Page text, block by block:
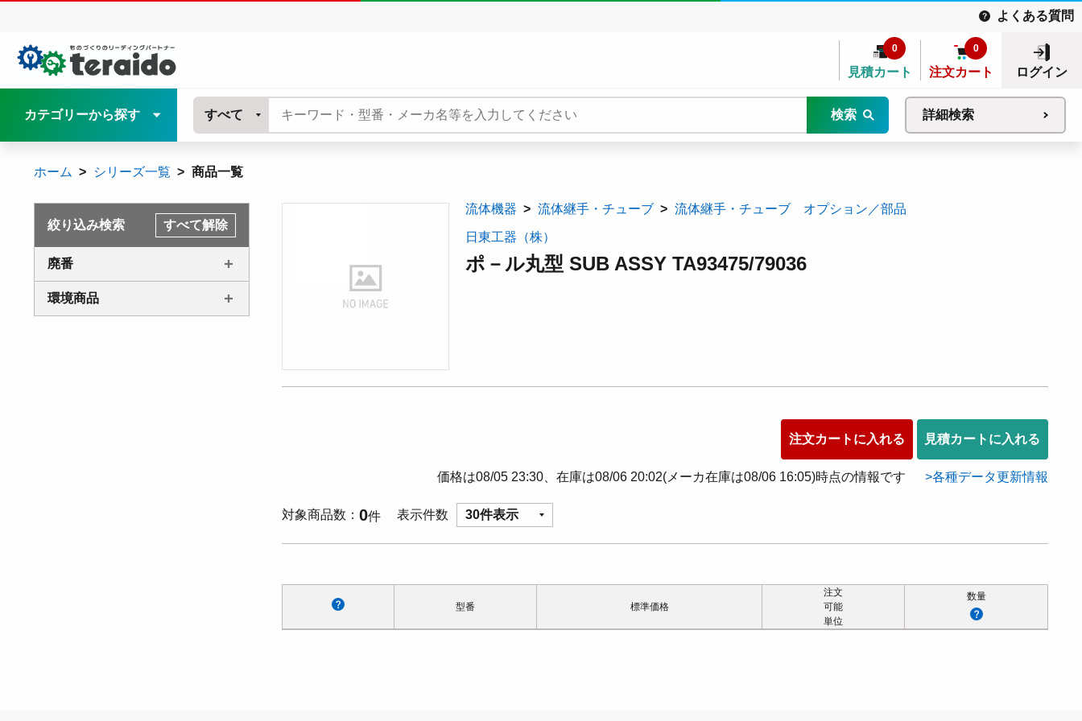
よくある質問
見積カート
0
注文カート
0
ログイン
カテゴリーから探す すべて 検索 詳細検索
ホーム シリーズ一覧 商品一覧
絞り込み検索 すべて解除
廃番
環境商品
流体機器 流体継手・チューブ 流体継手・チューブ オプション／部品
日東工器（株）
ポ－ル丸型 SUB ASSY TA93475/79036
注文カートに入れる 見積カートに入れる
価格は08/05 23:30、在庫は08/06 20:02(メーカ在庫は08/06 16:05)時点の情報です 各種データ更新情報
対象商品数 0件 表示件数 30件表示
型番 標準価格
注文
可能
単位
数量